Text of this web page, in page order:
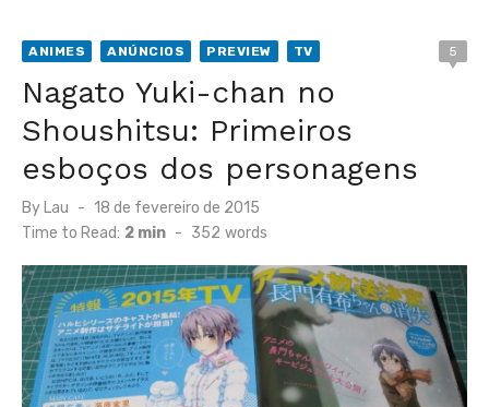
ANIMES ANÚNCIOS PREVIEW TV 5
Nagato Yuki-chan no
Shoushitsu: Primeiros
esboços dos personagens
By Lau
Posted
on
18 de fevereiro de 2015
Time to Read: 2 min - 352 words